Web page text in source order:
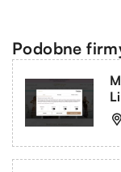
Podobne